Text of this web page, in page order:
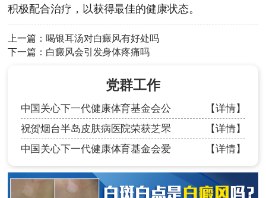
积极配合治疗，以获得最佳的健康状态。
上一篇： 喝银耳汤对白癜风有好处吗
下一篇： 白癜风会引发身体疼痛吗
党群工作
中国关心下一代健康体育基金会公
【详情】
祝贺烟台半岛皮肤病医院荣获芝罘
【详情】
中国关心下一代健康体育基金会爱
【详情】